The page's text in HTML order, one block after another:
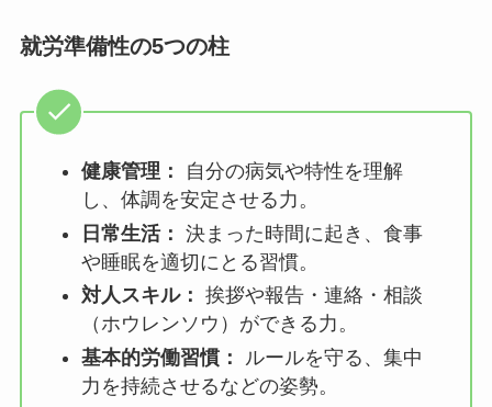
就労準備性の5つの柱
健康管理：
自分の病気や特性を理解
し、体調を安定させる力。
日常生活： 決まった時間に起き、食事
や睡眠を適切にとる習慣。
対人スキル： 挨拶や報告・連絡・相談
（ホウレンソウ）ができる力。
基本的労働習慣：
ルールを守る、集中
力を持続させるなどの姿勢。